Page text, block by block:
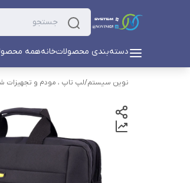
دسته‌بندی محصولاتخانههمه
نوین سیستم/لپ تاپ ، مودم و تجهیزات